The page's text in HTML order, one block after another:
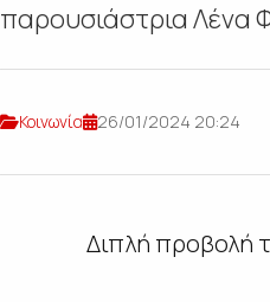
παρουσιάστρια Λένα
Κοινωνία 26/01/2024 20:24
Διπλή προβολή